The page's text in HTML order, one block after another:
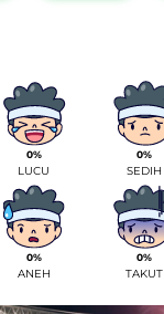
0%
LUCU
0%
SEDIH
0%
ANEH
0%
TAKUT